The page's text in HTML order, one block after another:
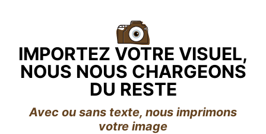
IMPORTEZ VOTRE VISUEL,
NOUS NOUS CHARGEONS
DU RESTE
Avec ou sans texte, nous imprimons
votre image